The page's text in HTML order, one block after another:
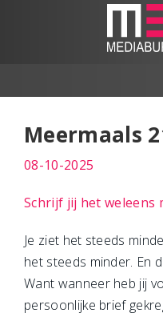
Meermaals
08-10-2025
Schrijf jij het weleens
Je ziet het steeds
het steeds minder. En
Want wanneer heb jij
persoonlijke brief